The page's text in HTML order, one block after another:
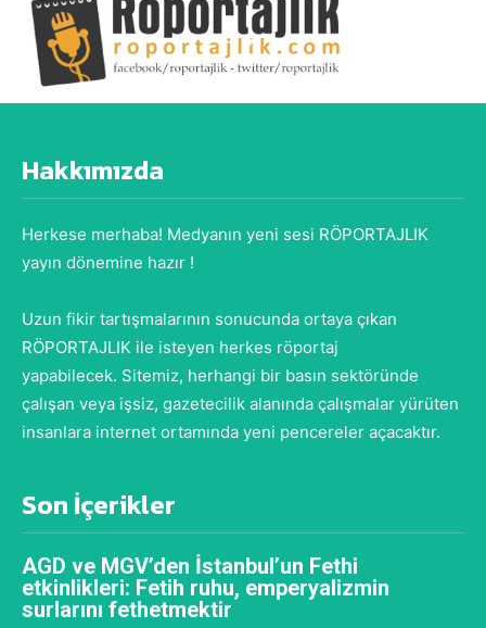
Hakkımızda
Herkese merhaba! Medyanın yeni sesi RÖPORTAJLIK
yayın dönemine hazır !
Uzun fikir tartışmalarının sonucunda ortaya çıkan
RÖPORTAJLIK ile isteyen herkes röportaj
yapabilecek. Sitemiz, herhangi bir basın sektöründe
çalışan veya işsiz, gazetecilik alanında çalışmalar yürüten
insanlara internet ortamında yeni pencereler açacaktır.
Son İçerikler
AGD ve MGV’den İstanbul’un Fethi
etkinlikleri: Fetih ruhu, emperyalizmin
surlarını fethetmektir